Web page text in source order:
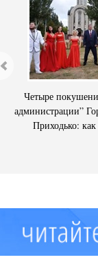
Четыре
администрации”
Приходько: